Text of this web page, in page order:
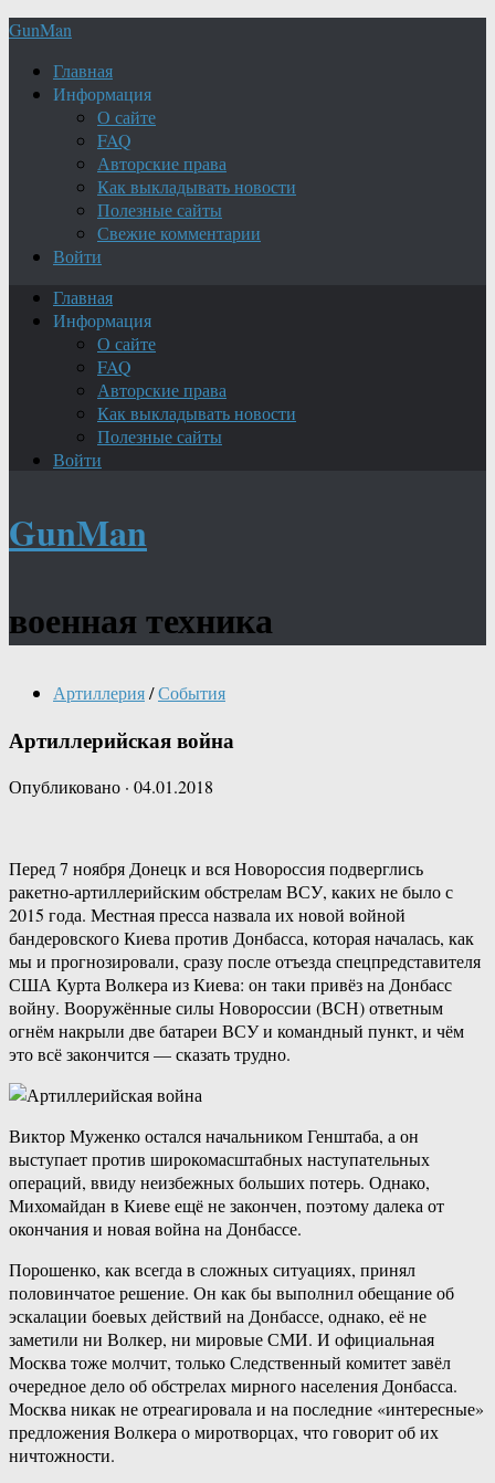
GunMan
Главная
Информация
О сайте
FAQ
Авторские права
Как выкладывать новости
Полезные сайты
Свежие комментарии
Войти
Главная
Информация
О сайте
FAQ
Авторские права
Как выкладывать новости
Полезные сайты
Войти
GunMan
военная техника
Артиллерия/События
Артиллерийская война
Опубликовано · 04.01.2018
Перед 7 ноября Донецк и вся Новороссия подверглись
ракетно-артиллерийским обстрелам ВСУ, каких не было с
2015 года. Местная пресса назвала их новой войной
бандеровского Киева против Донбасса, которая началась, как
мы и прогнозировали, сразу после отъезда спецпредставителя
США Курта Волкера из Киева: он таки привёз на Донбасс
войну. Вооружённые силы Новороссии (ВСН) ответным
огнём накрыли две батареи ВСУ и командный пункт, и чём
это всё закончится — сказать трудно.
Виктор Муженко остался начальником Генштаба, а он
выступает против широкомасштабных наступательных
операций, ввиду неизбежных больших потерь. Однако,
Михомайдан в Киеве ещё не закончен, поэтому далека от
окончания и новая война на Донбассе.
Порошенко, как всегда в сложных ситуациях, принял
половинчатое решение. Он как бы выполнил обещание об
эскалации боевых действий на Донбассе, однако, её не
заметили ни Волкер, ни мировые СМИ. И официальная
Москва тоже молчит, только Следственный комитет завёл
очередное дело об обстрелах мирного населения Донбасса.
Москва никак не отреагировала и на последние «интересные»
предложения Волкера о миротворцах, что говорит об их
ничтожности.